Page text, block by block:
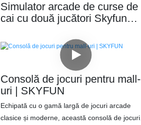
Simulator arcade de curse de
cai cu două jucători Skyfun
Consolă de jocuri pentru mall-
uri | SKYFUN
Echipată cu o gamă largă de jocuri arcade
clasice și moderne, această consolă de jocuri